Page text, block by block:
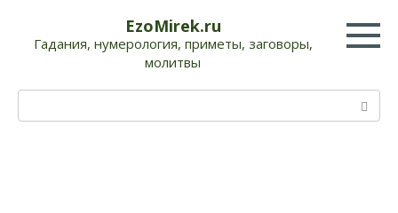
контенту
EzoMirek.ru
Гадания, нумерология, приметы, заговоры,
молитвы